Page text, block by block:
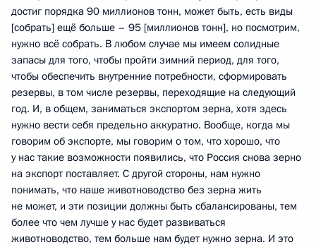
достиг порядка 90 миллионов тонн, может быть, есть виды
[собрать] ещё больше – 95 [миллионов тонн], но посмотрим,
нужно всё собрать. В любом случае мы имеем солидные
запасы для того, чтобы пройти зимний период, для того,
чтобы обеспечить внутренние потребности, сформировать
резервы, в том числе резервы, переходящие на следующий
год. И, в общем, заниматься экспортом зерна, хотя здесь
нужно вести себя предельно аккуратно. Вообще, когда мы
говорим об экспорте, мы говорим о том, что хорошо, что
у нас такие возможности появились, что Россия снова зерно
на экспорт поставляет. С другой стороны, нам нужно
понимать, что наше животноводство без зерна жить
не может, и эти позиции должны быть сбалансированы, тем
более что чем лучше у нас будет развиваться
животноводство, тем больше нам будет нужно зерна. И это